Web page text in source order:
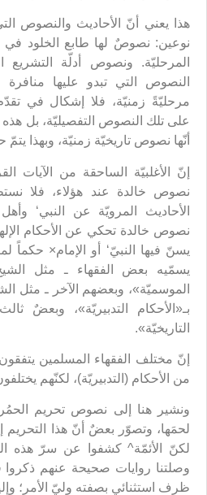
هذا يعني أنّ الأحاديث والنصوص
نوعين: نصوصٌ لها طابع الخلود في
المرحليّة. ونصوص أدلّة التشريع
النصوص التي تبدو عليها منافرة
مرحليّةً زمنيّة، فلا إشكال في
على تلك النصوص التفصيليّة، بل هذه
أنّها نصوص تاريخيّة زمنيّة، وبهذا
إنّ الأغلبيّة الساحقة من الآيات
نصوص خالدة عند هؤلاء، فلا
الأحاديث المرويّة عن النبي‘
نصوص خالدة تحكي عن الأحكام
يسنّ فيها النبيّ‘ أو الإمام× حكماً
يسمّيه بعض الفقهاء ـ مثل
الموسميّة»، وبعضهم الآخر ـ مثل
بـ«الأحكام التدبيريّة»، وبعضٌ
التاريخيّة».
إنّ مختلف الفقهاء المسلمين
من الأحكام (التدبيريّة)، لكنّهم
ونشير هنا إلى نصوص تحريم الحمُر
لحمَها، وتصوّر بعضٌ أنّ هذا التحريم
لكنّ الأئمّة^ كشفوا عن سرّ هذه
وصلتنا روايات صحيحة عنهم ذكروا
ظرف استثنائي بصفته وليّ الأمر؛